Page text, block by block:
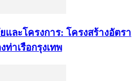
และโครงการ: โครงสร้างอัตรา
ท่าเรือกรุงเทพ